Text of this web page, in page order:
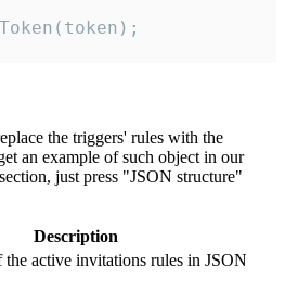
the triggers' rules with the
an example of such object in our
just press "JSON structure"
Description
active invitations rules in JSON